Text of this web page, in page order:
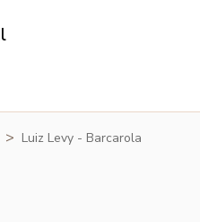
Luiz Levy - Barcarola